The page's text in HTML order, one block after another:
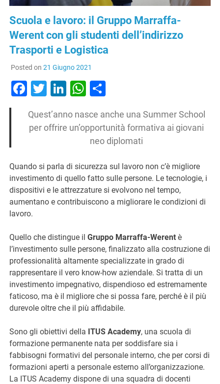
Scuola e lavoro: il Gruppo Marraffa-
Werent con gli studenti dell’indirizzo
Trasporti e Logistica
Posted on 21 Giugno 2021
Facebook
Twitter
LinkedIn
WhatsApp
Quest’anno nasce anche una Summer School
per offrire un’opportunità formativa ai giovani
neo diplomati
Quando si parla di sicurezza sul lavoro non c’è migliore
investimento di quello fatto sulle persone. Le tecnologie, i
dispositivi e le attrezzature si evolvono nel tempo,
aumentano e contribuiscono a migliorare le condizioni di
lavoro.
Quello che distingue ilGruppo Marraffa-Werent è
l’investimento sulle persone, finalizzato alla costruzione di
professionalità altamente specializzate in grado di
rappresentare il vero know-how aziendale. Si tratta di un
investimento impegnativo, dispendioso ed estremamente
faticoso, ma è il migliore che si possa fare, perché è il più
durevole oltre che il più affidabile.
Sono gli obiettivi della ITUS Academy, una scuola di
formazione permanente nata per soddisfare sia i
fabbisogni formativi del personale interno, che per corsi di
formazioni aperti a personale esterno all’organizzazione.
La ITUS Academy dispone di una squadra di docenti